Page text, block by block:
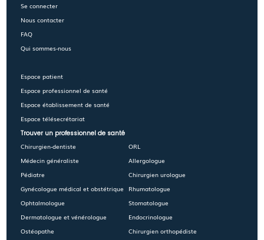
Se connecter
Nous contacter
FAQ
Qui sommes-nous
Espace patient
Espace professionnel de santé
Espace établissement de santé
Espace télésecrétariat
Trouver un professionnel de santé
Chirurgien-dentiste
Médecin généraliste
Pédiatre
Gynécologue médical et obstétrique
Ophtalmologue
Dermatologue et vénérologue
Ostéopathe
ORL
Allergologue
Chirurgien urologue
Rhumatologue
Stomatologue
Endocrinologue
Chirurgien orthopédiste